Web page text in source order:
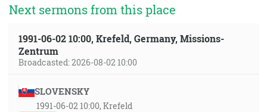
Next sermons from this place
1991-06-02 10:00, Krefeld, Germany, Missions-
Zentrum
Broadcasted: 2026-08-02 10:00
SLOVENSKY
1991-06-02 10:00, Krefeld